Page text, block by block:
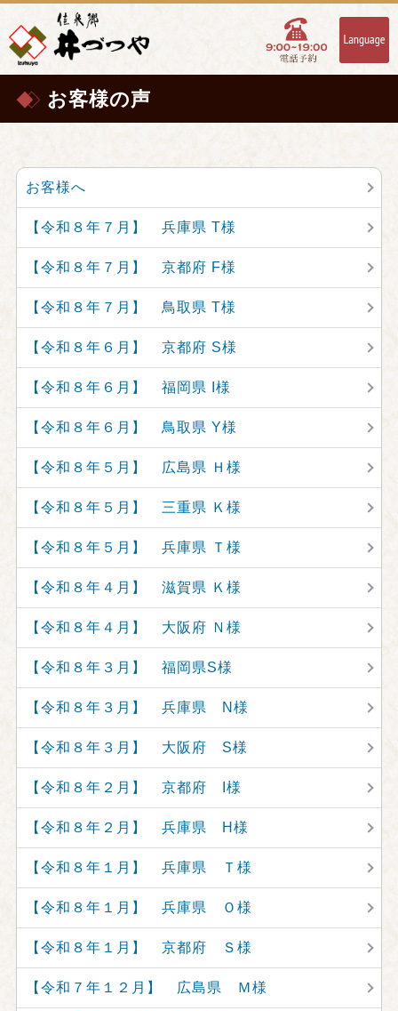
お客様の声
お客様へ
【令和８年７月】 兵庫県 T様
【令和８年７月】 京都府 F様
【令和８年７月】 鳥取県 T様
【令和８年６月】 京都府 S様
【令和８年６月】 福岡県 I様
【令和８年６月】 鳥取県 Y様
【令和８年５月】 広島県 Ｈ様
【令和８年５月】 三重県 Ｋ様
【令和８年５月】 兵庫県 Ｔ様
【令和８年４月】 滋賀県 Ｋ様
【令和８年４月】 大阪府 Ｎ様
【令和８年３月】 福岡県S様
【令和８年３月】 兵庫県 N様
【令和８年３月】 大阪府 S様
【令和８年２月】 京都府 I様
【令和８年２月】 兵庫県 H様
【令和８年１月】 兵庫県 Ｔ様
【令和８年１月】 兵庫県 Ｏ様
【令和８年１月】 京都府 Ｓ様
【令和７年１２月】 広島県 Ｍ様